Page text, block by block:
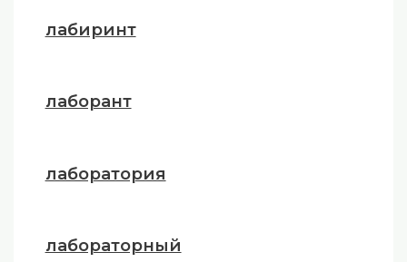
лабиринт
лаборант
лаборатория
лабораторный